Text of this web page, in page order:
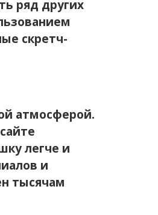
ряд других
скретч-
атмосферой.
легче и
и
тысячам